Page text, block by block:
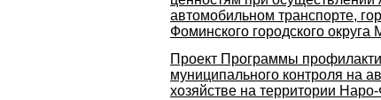
автомобильном транспорте,
Фоминского городского
Проект Программы
муниципального контроля на
хозяйстве на территории